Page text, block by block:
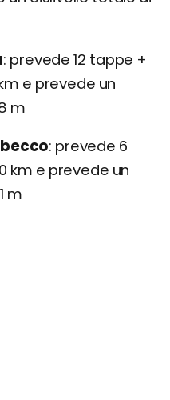
prevede 12 tappe +
e prevede un
m
prevede 6
km e prevede un
m